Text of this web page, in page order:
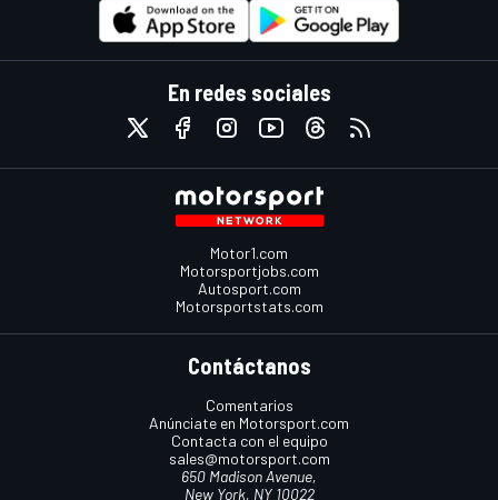
En redes sociales
Motor1.com
Motorsportjobs.com
Autosport.com
Motorsportstats.com
Contáctanos
Comentarios
Anúnciate en Motorsport.com
Contacta con el equipo
sales@motorsport.com
650 Madison Avenue,
New York, NY 10022